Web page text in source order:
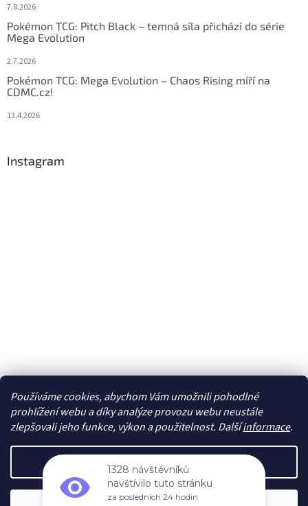
Používáme cookies, abychom Vám umožnili pohodlné
prohlížení webu a díky analýze provozu webu neustále
zlepšovali jeho funkce, výkon a použitelnost. Dalšíinformace.
Nastavení
7.8.2026
Pokémon TCG: Pitch Black – temná síla přichází do série
Mega Evolution
2.7.2026
Pokémon TCG: Mega Evolution – Chaos Rising míří na
CDMC.cz!
13.4.2026
Instagram
Sledovat na Instagramu
Vytvořil Shoptet
Copyright 2026 cdmc.cz. Všechna práva vyhrazena.
Upravit
1328 návštěvníků
navštívilo tuto stránku
za posledních 24 hodin